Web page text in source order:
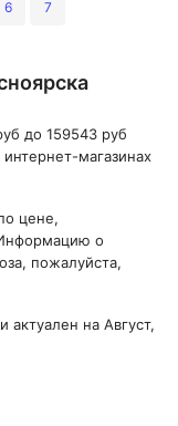
6 7
до 159543 руб
магазинах
цене,
о
пожалуйста,
актуален на Август,